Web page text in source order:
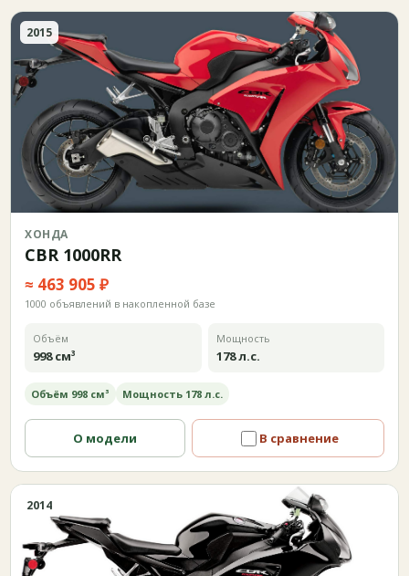
2015
ХОНДА
CBR 1000RR
≈ 463 905 ₽
1000 объявлений в накопленной базе
Объём
998 см³
Мощность
178 л.с.
Объём 998 см³ Мощность 178 л.с.
О модели В сравнение
2014